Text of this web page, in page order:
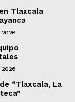
Tlaxcala
2026
2026
“Tlaxcala, La